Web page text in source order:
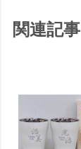
関連記事